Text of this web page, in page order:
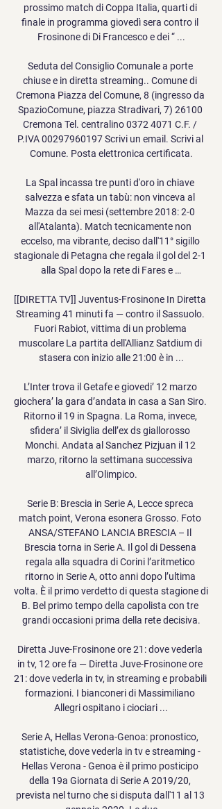
prossimo match di Coppa Italia, quarti di
finale in programma giovedì sera contro il
Frosinone di Di Francesco e dei “ ...
Seduta del Consiglio Comunale a porte
chiuse e in diretta streaming.. Comune di
Cremona Piazza del Comune, 8 (ingresso da
SpazioComune, piazza Stradivari, 7) 26100
Cremona Tel. centralino 0372 4071 C.F. /
P.IVA 00297960197 Scrivi un email. Scrivi al
Comune. Posta elettronica certificata.
La Spal incassa tre punti d'oro in chiave
salvezza e sfata un tabù: non vinceva al
Mazza da sei mesi (settembre 2018: 2-0
all'Atalanta). Match tecnicamente non
eccelso, ma vibrante, deciso dall'11° sigillo
stagionale di Petagna che regala il gol del 2-1
alla Spal dopo la rete di Fares e …
[[DIRETTA TV]] Juventus-Frosinone In Diretta
Streaming 41 minuti fa — contro il Sassuolo.
Fuori Rabiot, vittima di un problema
muscolare La partita dell'Allianz Satdium di
stasera con inizio alle 21:00 è in ...
L’Inter trova il Getafe e giovedi’ 12 marzo
giochera’ la gara d’andata in casa a San Siro.
Ritorno il 19 in Spagna. La Roma, invece,
sfidera’ il Siviglia dell’ex ds giallorosso
Monchi. Andata al Sanchez Pizjuan il 12
marzo, ritorno la settimana successiva
all’Olimpico.
Serie B: Brescia in Serie A, Lecce spreca
match point, Verona esonera Grosso. Foto
ANSA/STEFANO LANCIA BRESCIA – Il
Brescia torna in Serie A. Il gol di Dessena
regala alla squadra di Corini l’aritmetico
ritorno in Serie A, otto anni dopo l’ultima
volta. È il primo verdetto di questa stagione di
B. Bel primo tempo della capolista con tre
grandi occasioni prima della rete decisiva.
Diretta Juve-Frosinone ore 21: dove vederla
in tv, 12 ore fa — Diretta Juve-Frosinone ore
21: dove vederla in tv, in streaming e probabili
formazioni. I bianconeri di Massimiliano
Allegri ospitano i ciociari ...
Serie A, Hellas Verona-Genoa: pronostico,
statistiche, dove vederla in tv e streaming -
Hellas Verona - Genoa è il primo posticipo
della 19a Giornata di Serie A 2019/20,
prevista nel turno che si disputa dall'11 al 13